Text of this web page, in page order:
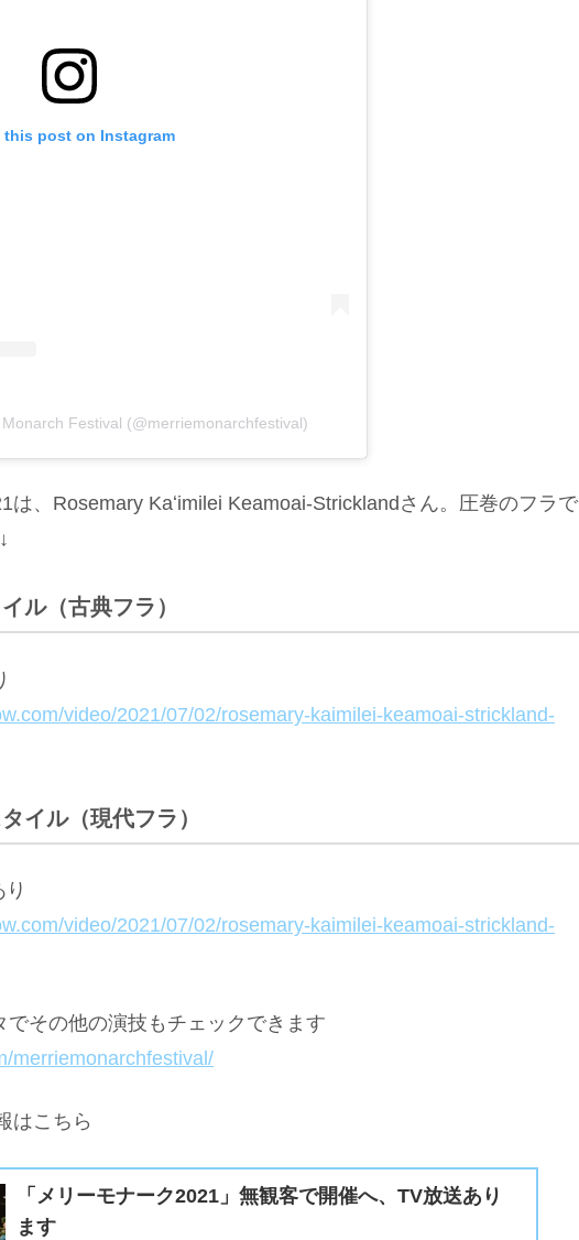
this post on Instagram
Festival (@merriemonarchfestival)
は、Rosemary Kaʻimilei Keamoai-Stricklandさん。圧巻のフラで
ル（古典フラ）
video/2021/07/02/rosemary-kaimilei-keamoai-strickland-
イル（現代フラ）
video/2021/07/02/rosemary-kaimilei-keamoai-strickland-
でその他の演技もチェックできます
merriemonarchfestival/
はこちら
「メリーモナーク2021」無観客で開催へ、TV放送あり
ます